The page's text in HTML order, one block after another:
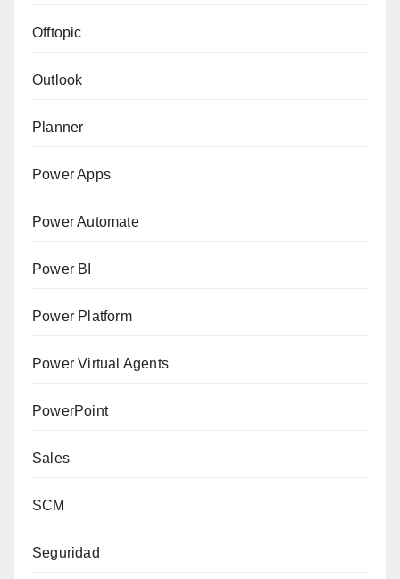
Offtopic
Outlook
Planner
Power Apps
Power Automate
Power BI
Power Platform
Power Virtual Agents
PowerPoint
Sales
SCM
Seguridad